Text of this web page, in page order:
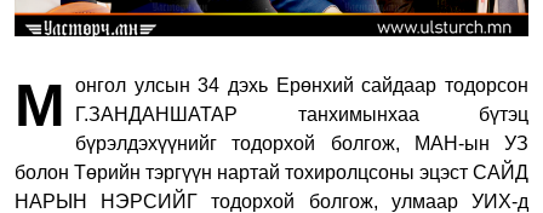
М
онгол улсын 34 дэхь Ерөнхий сайдаар тодорсон
Г.ЗАНДАНШАТАР танхимынхаа бүтэц
бүрэлдэхүүнийг тодорхой болгож, МАН-ын УЗ
болон Төрийн тэргүүн нартай тохиролцсоны эцэст САЙД
НАРЫН НЭРСИЙГ тодорхой болгож, улмаар УИХ-д